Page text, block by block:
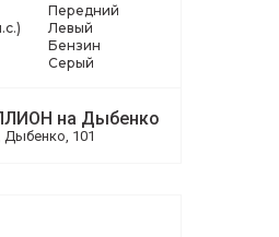
Передний
Левый
Бензин
Серый
на Дыбенко
Дыбенко, 101